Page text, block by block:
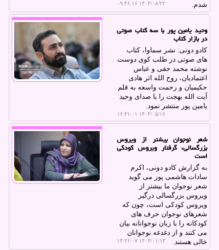
شدم.
۱۴۰۴/۰۸/۲۲ ۰۹:۴۶:۱۶
وحید یامین پور با سه کتاب صوتی
در بازار کتاب
کادو دونی: نشر سماوا، کتاب
های صوتی در طلب کوی دوست
نوشته محمد حقی و عباس
اعتمادیان، روح الله اثر هادی
حکیمیان و رحمت واسعه به قلم
آیت الله بهجت را با صدای وحید
یامین پور منتشر نمود.
۱۴۰۴/۰۵/۱۶ ۱۶:۳۱:۰۱
شعر نوجوان بیشتر از ویروس
بزرگسالی، گرفتار ویروس کودکی
است
به گزارش کادو دونی، اکرم
سادات هاشمی پور می گوید
شعر نوجوان ما بیشتر از
ویروس بزرگسالی درگیر
ویروس کودکی است، چون که
شعرهای نوجوان حرف های
کودکانه را با زبان نوجوانانه بیان
می کنند و از دغدغه نوجوانان
خالی هستند.
۱۴۰۴/۰۱/۱۳ ۱۴:۲۶:۰۷